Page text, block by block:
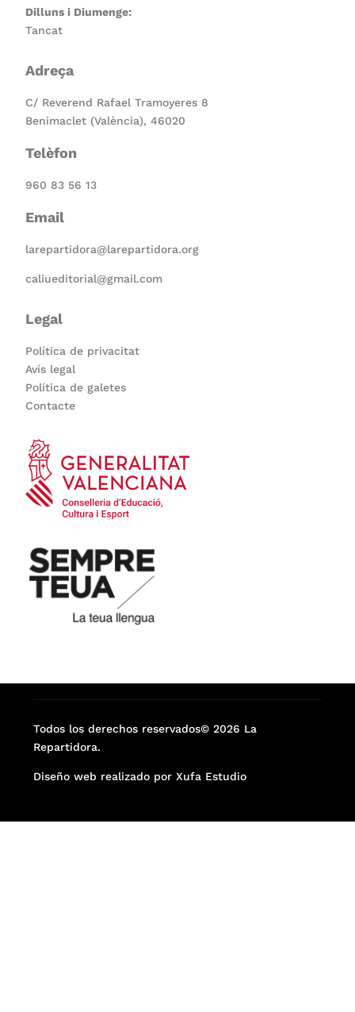
Dilluns i Diumenge:
Tancat
Adreça
C/ Reverend Rafael Tramoyeres 8
Benimaclet (València), 46020
Telèfon
960 83 56 13
Email
larepartidora@larepartidora.org
caliueditorial@gmail.com
Legal
Política de privacitat
Avís legal
Política de galetes
Contacte
Todos los derechos reservados© 2026 La
Repartidora.
Diseño web realizado por Xufa Estudio